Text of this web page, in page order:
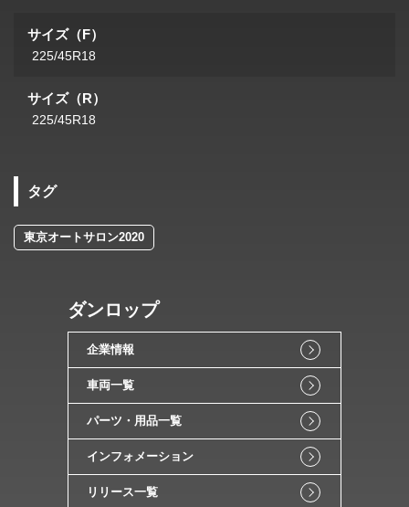
サイズ（F）
225/45R18
サイズ（R）
225/45R18
タグ
東京オートサロン2020
ダンロップ
企業情報
車両一覧
パーツ・用品一覧
インフォメーション
リリース一覧